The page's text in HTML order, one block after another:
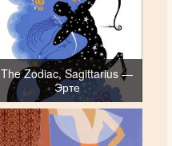
The Zodiac, Sagittarius —
Эрте